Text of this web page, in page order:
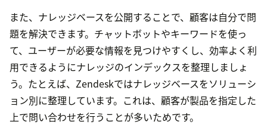
また、ナレッジベースを公開することで、顧客は自分で問
題を解決できます。チャットボットやキーワードを使っ
て、ユーザーが必要な情報を見つけやすくし、効率よく利
用できるようにナレッジのインデックスを整理しましょ
う。たとえば、Zendeskではナレッジベースをソリューシ
ョン別に整理しています。これは、顧客が製品を指定した
上で問い合わせを行うことが多いためです。